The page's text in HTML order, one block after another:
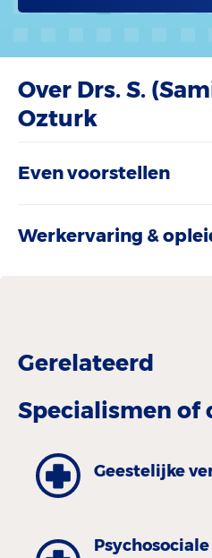
Over Drs. S.
Ozturk
Even voorstellen
Werkervaring &
Gerelateerd
Specialismen of
Geestelijke